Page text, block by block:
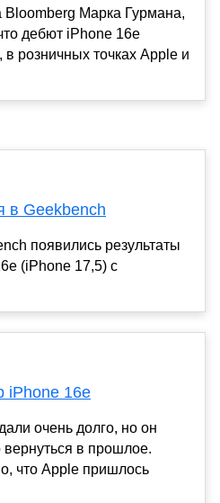
Марка Гурмана,
дебют iPhone 16e
розничных точках Apple и
в Geekbench
появились результаты
(iPhone 17,5) с
iPhone 16e
очень долго, но он
вернуться в прошлое.
что Apple пришлось